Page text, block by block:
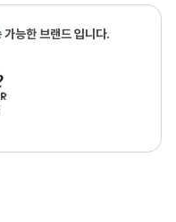
능한 브랜드 입니다.